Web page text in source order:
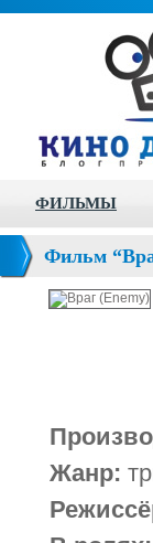
ФИЛЬМЫ
Фильм
Жанр: